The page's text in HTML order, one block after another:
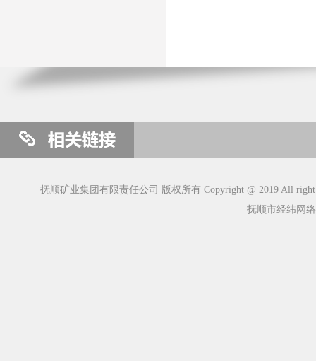
抚顺矿业集团有限责任公司 版权所有 Copyright @ 2019 All right
抚顺市经纬网